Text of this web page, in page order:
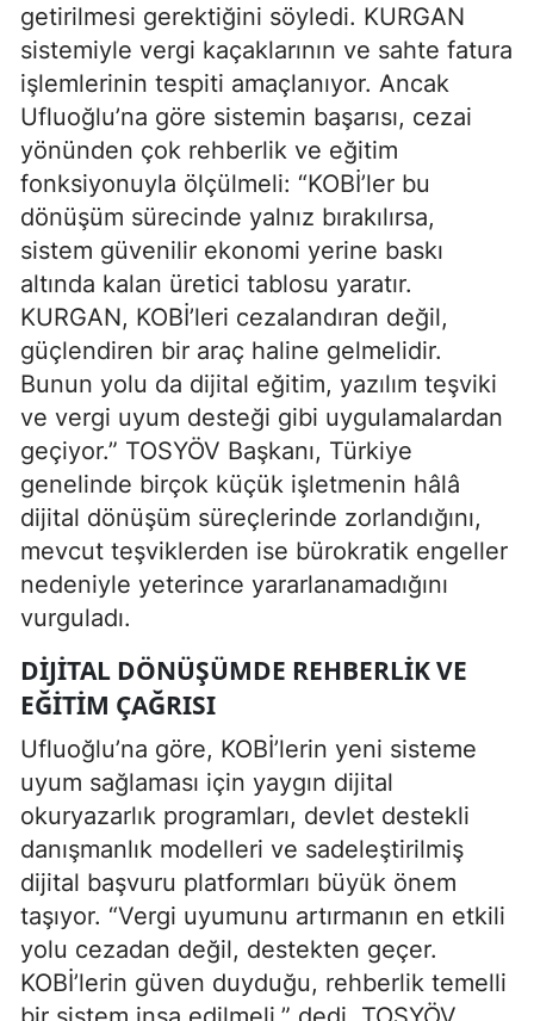
getirilmesi gerektiğini söyledi. KURGAN
sistemiyle vergi kaçaklarının ve sahte fatura
işlemlerinin tespiti amaçlanıyor. Ancak
Ufluoğlu’na göre sistemin başarısı, cezai
yönünden çok rehberlik ve eğitim
fonksiyonuyla ölçülmeli: “KOBİ’ler bu
dönüşüm sürecinde yalnız bırakılırsa,
sistem güvenilir ekonomi yerine baskı
altında kalan üretici tablosu yaratır.
KURGAN, KOBİ’leri cezalandıran değil,
güçlendiren bir araç haline gelmelidir.
Bunun yolu da dijital eğitim, yazılım teşviki
ve vergi uyum desteği gibi uygulamalardan
geçiyor.” TOSYÖV Başkanı, Türkiye
genelinde birçok küçük işletmenin hâlâ
dijital dönüşüm süreçlerinde zorlandığını,
mevcut teşviklerden ise bürokratik engeller
nedeniyle yeterince yararlanamadığını
vurguladı.
DIJITAL DÖNÜŞÜMDE REHBERLIK VE
EĞITIM ÇAĞRISI
Ufluoğlu’na göre, KOBİ’lerin yeni sisteme
uyum sağlaması için yaygın dijital
okuryazarlık programları, devlet destekli
danışmanlık modelleri ve sadeleştirilmiş
dijital başvuru platformları büyük önem
taşıyor. “Vergi uyumunu artırmanın en etkili
yolu cezadan değil, destekten geçer.
KOBİ’lerin güven duyduğu, rehberlik temelli